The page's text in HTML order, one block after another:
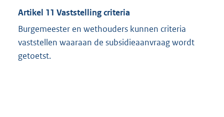
Artikel 11 Vaststelling criteria
Burgemeester en wethouders kunnen criteria
vaststellen waaraan de subsidieaanvraag wordt
getoetst.